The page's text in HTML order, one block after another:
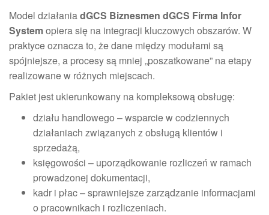
Model działaniadGCS Biznesmen dGCS Firma Infor
Systemopiera się na integracji kluczowych obszarów. W
praktyce oznacza to, że dane między modułami są
spójniejsze, a procesy są mniej „poszatkowane” na etapy
realizowane w różnych miejscach.
Pakiet jest ukierunkowany na kompleksową obsługę:
działu handlowego – wsparcie w codziennych
działaniach związanych z obsługą klientów i
sprzedażą,
księgowości – uporządkowanie rozliczeń w ramach
prowadzonej dokumentacji,
kadr i płac – sprawniejsze zarządzanie informacjami
o pracownikach i rozliczeniach.